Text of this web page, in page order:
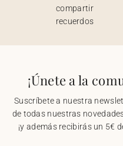
compartir
recuerdos
¡Únete a la
Suscríbete a nuestra
de todas nuestras
¡y además recibirás un 5€